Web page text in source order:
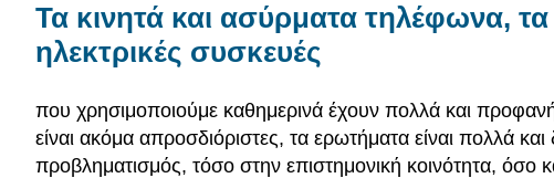
Τα κινητά και ασύρματα τηλέφωνα, τα
ηλεκτρικές συσκευές
που χρησιμοποιούμε καθημερινά έχουν πολλά και
είναι ακόμα απροσδιόριστες, τα ερωτήματα είναι πολλά και
προβληματισμός, τόσο στην επιστημονική κοινότητα, όσο